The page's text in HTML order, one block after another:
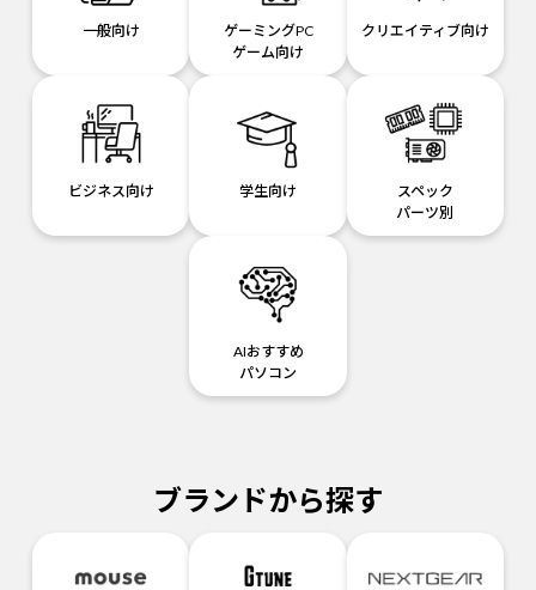
一般向け
ゲーミングPC
ゲーム向け
クリエイティブ向け
ビジネス向け 学生向け
スペック
パーツ別
AIおすすめ
パソコン
ブランドから探す